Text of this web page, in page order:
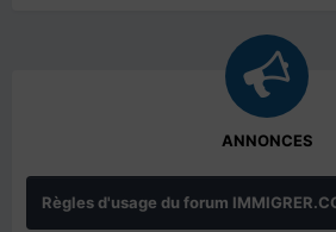
ANNONCES
Règles d'usage du forum